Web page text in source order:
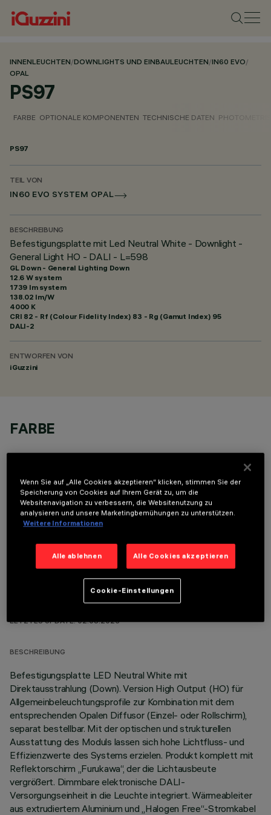
INNENLEUCHTEN/DOWNLIGHTS UND EINBAULEUCHTEN/IN60 EVO/
OPAL
PS97
FARBE OPTIONALE KOMPONENTEN TECHNISCHE DATEN
PS97
TEIL VON
IN60 EVO SYSTEM OPAL
BESCHREIBUNG
Befestigungsplatte mit Led Neutral White - Downlight -
General Light HO - DALI - L=598
GL Down - General Lighting Down
12.6 W system
1739 lm system
138.02 lm/W
4000 K
CRI 82 - Rf (Colour Fidelity Index) 83 - Rg (Gamut Index) 95
DALI-2
ENTWORFEN VON
iGuzzini
FARBE
OPTIONALE KOMPONENTEN
TECHNISCHE DATEN
LETZTES UPDATE: 02.08.2026
BESCHREIBUNG
Befestigungsplatte LED Neutral White mit
Direktausstrahlung (Down). Version High Output (HO) für
Allgemeinbeleuchtungsprofile zur Kombination mit dem
entsprechenden Opalen Diffusor (Einzel- oder Rollschirm),
separat bestellbar. Mit der optischen und strukturellen
Ausstattung des Moduls lassen sich hohe Lichtfluss- und
Effizienzwerte des Systems erzielen. Produkt komplett mit
Reflektorschirm „Furukawa“, der die Lichtausbeute
vergrößert. Dimmbare elektronische DALI-
Versorgungseinheit in die Leuchte integriert. Wärmeableiter
aus extrudiertem Aluminium und „Halogen Free“-Stromkabel
Wenn Sie auf „Alle Cookies akzeptieren“ klicken, stimmen Sie der
Speicherung von Cookies auf Ihrem Gerät zu, um die
Websitenavigation zu verbessern, die Websitenutzung zu
analysieren und unsere Marketingbemühungen zu unterstützen.
Weitere Informationen
Alle ablehnen Alle Cookies akzeptieren
Cookie-Einstellungen